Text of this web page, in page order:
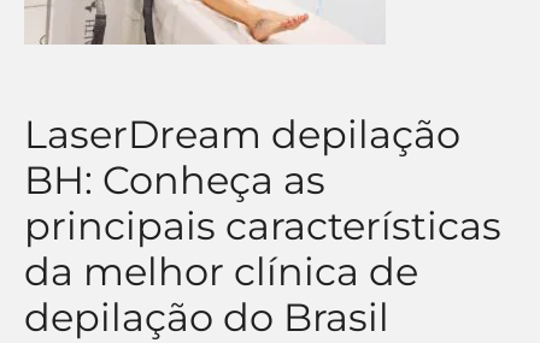
LaserDream depilação
BH: Conheça as
principais características
da melhor clínica de
depilação do Brasil